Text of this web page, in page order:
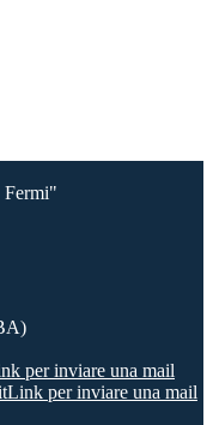
Fermi"
per inviare una mail
Link per inviare una mail